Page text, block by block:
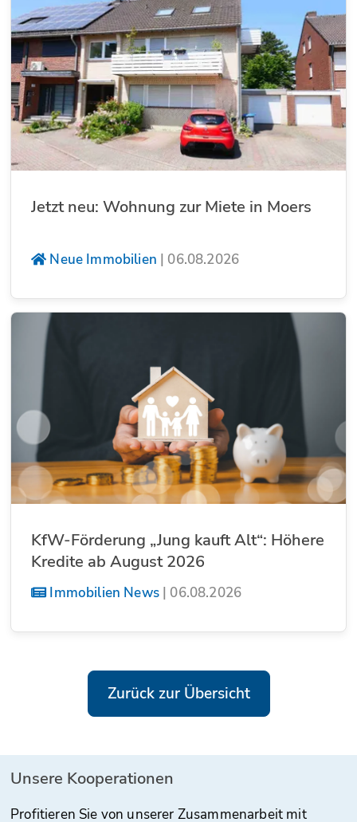
Jetzt neu: Wohnung zur Miete in Moers
Neue Immobilien | 06.08.2026
KfW-Förderung „Jung kauft Alt“: Höhere
Kredite ab August 2026
Immobilien News| 06.08.2026
Zurück zur Übersicht
Unsere Kooperationen
Profitieren Sie von unserer Zusammenarbeit mit